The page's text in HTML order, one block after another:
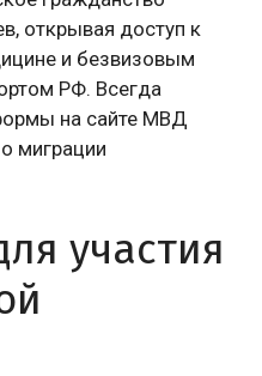
открывая доступ к
и безвизовым
РФ. Всегда
на сайте МВД
миграции
участия